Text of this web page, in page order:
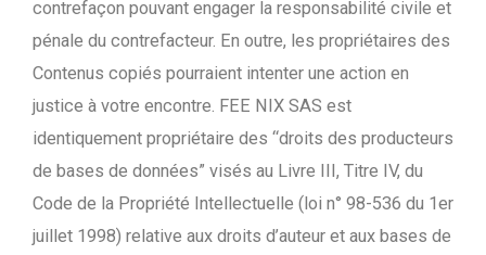
contrefaçon pouvant engager la responsabilité civile et
pénale du contrefacteur. En outre, les propriétaires des
Contenus copiés pourraient intenter une action en
justice à votre encontre. FEE NIX SAS est
identiquement propriétaire des “droits des producteurs
de bases de données” visés au Livre III, Titre IV, du
Code de la Propriété Intellectuelle (loi n° 98-536 du 1er
juillet 1998) relative aux droits d’auteur et aux bases de